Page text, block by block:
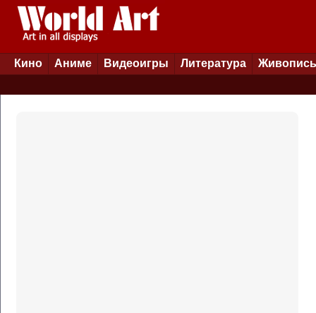
Кино Аниме Видеоигры Литература Живопись